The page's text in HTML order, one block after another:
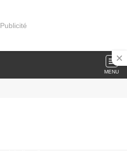
Publicité
MENU